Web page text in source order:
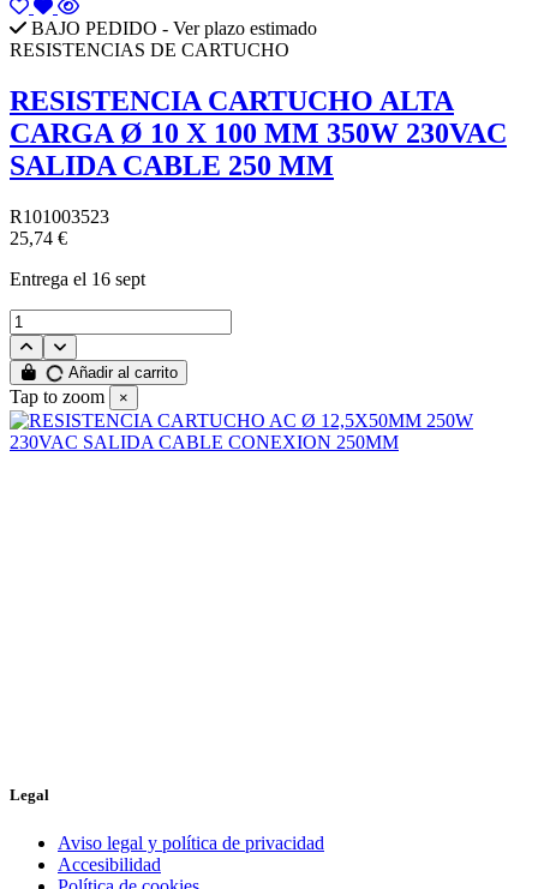
BAJO PEDIDO - Ver plazo estimado
RESISTENCIAS DE CARTUCHO
RESISTENCIA CARTUCHO ALTA
CARGA Ø 10 X 100 MM 350W 230VAC
SALIDA CABLE 250 MM
R101003523
25,74 €
Entrega el 16 sept
Añadir al carrito
Tap to zoom ×
Legal
Aviso legal y política de privacidad
Accesibilidad